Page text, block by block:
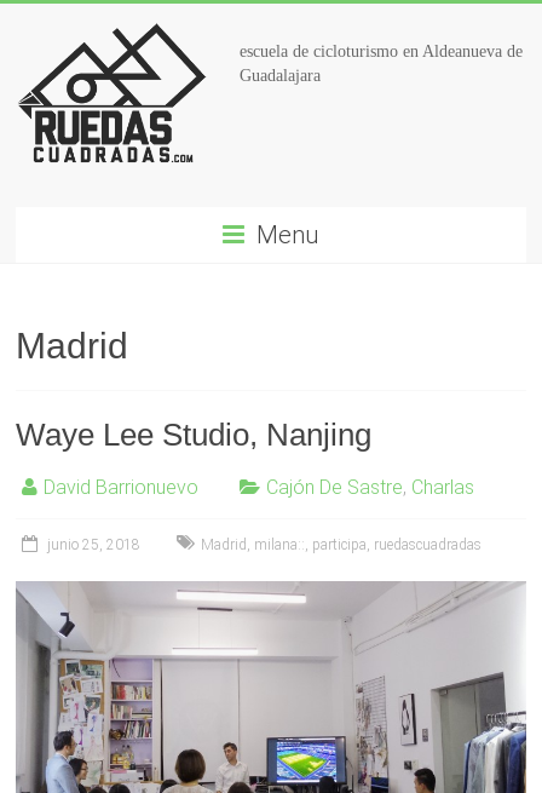
escuela de cicloturismo en Aldeanueva de
Guadalajara
Menu
Madrid
Waye Lee Studio, Nanjing
David Barrionuevo Cajón De Sastre, Charlas
junio 25, 2018 Madrid , milana::, participa, ruedascuadradas